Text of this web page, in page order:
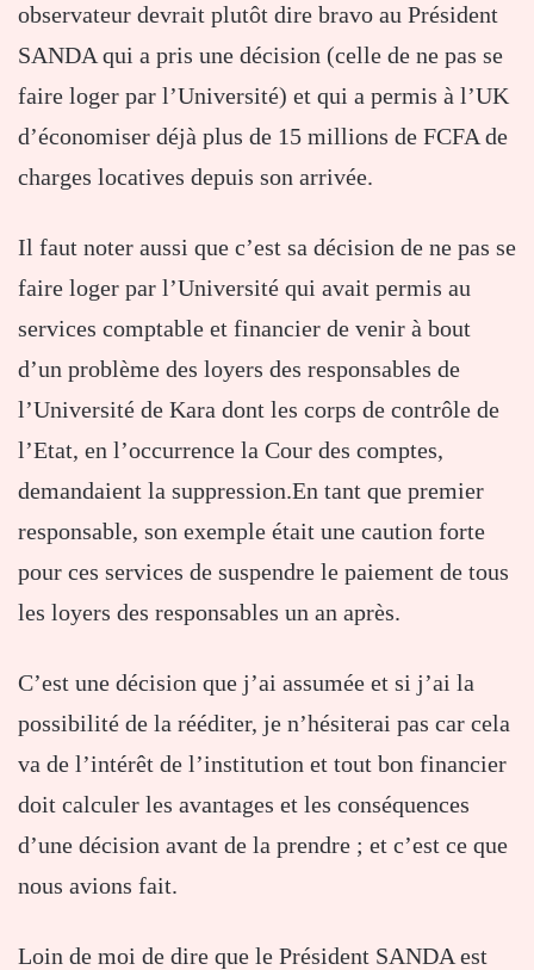
observateur devrait plutôt dire bravo au Président
SANDA qui a pris une décision (celle de ne pas se
faire loger par l’Université) et qui a permis à l’UK
d’économiser déjà plus de 15 millions de FCFA de
charges locatives depuis son arrivée.
Il faut noter aussi que c’est sa décision de ne pas se
faire loger par l’Université qui avait permis au
services comptable et financier de venir à bout
d’un problème des loyers des responsables de
l’Université de Kara dont les corps de contrôle de
l’Etat, en l’occurrence la Cour des comptes,
demandaient la suppression.En tant que premier
responsable, son exemple était une caution forte
pour ces services de suspendre le paiement de tous
les loyers des responsables un an après.
C’est une décision que j’ai assumée et si j’ai la
possibilité de la rééditer, je n’hésiterai pas car cela
va de l’intérêt de l’institution et tout bon financier
doit calculer les avantages et les conséquences
d’une décision avant de la prendre ; et c’est ce que
nous avions fait.
Loin de moi de dire que le Président SANDA est